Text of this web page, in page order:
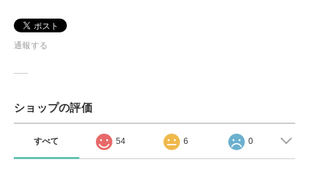
通報する
ショップの評価
すべて 54 6 0